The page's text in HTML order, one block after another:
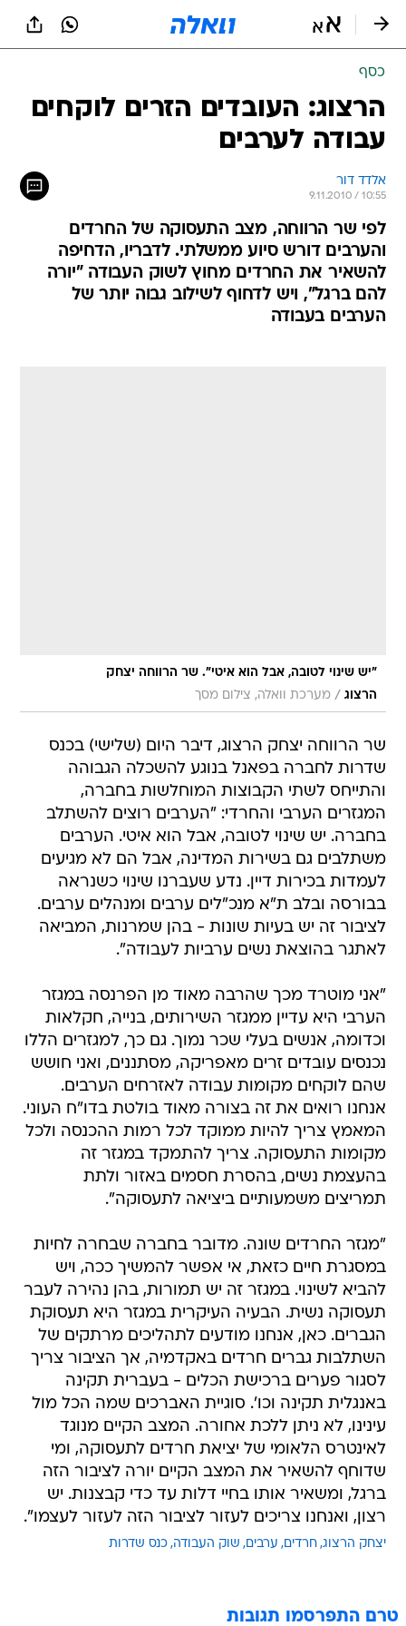
כסף
הרצוג: העובדים הזרים לוקחים
עבודה לערבים
אלדד דור
9.11.2010 / 10:55
לפי שר הרווחה, מצב התעסוקה של החרדים
והערבים דורש סיוע ממשלתי. לדבריו, הדחיפה
להשאיר את החרדים מחוץ לשוק העבודה "יורה
להם ברגל", ויש לדחוף לשילוב גבוה יותר של
הערבים בעבודה
"יש שינוי לטובה, אבל הוא איטי". שר הרווחה יצחק
הרצוג / מערכת וואלה, צילום מסך
שר הרווחה יצחק הרצוג, דיבר היום (שלישי) בכנס
שדרות לחברה בפאנל בנוגע להשכלה הגבוהה
והתייחס לשתי הקבוצות המוחלשות בחברה,
המגזרים הערבי והחרדי: "הערבים רוצים להשתלב
בחברה. יש שינוי לטובה, אבל הוא איטי. הערבים
משתלבים גם בשירות המדינה, אבל הם לא מגיעים
לעמדות בכירות דיין. נדע שעברנו שינוי כשנראה
בבורסה ובלב ת"א מנכ"לים ערבים ומנהלים ערבים.
לציבור זה יש בעיות שונות - בהן שמרנות, המביאה
לאתגר בהוצאת נשים ערביות לעבודה".
"אני מוטרד מכך שהרבה מאוד מן הפרנסה במגזר
הערבי היא עדיין ממגזר השירותים, בנייה, חקלאות
וכדומה, אנשים בעלי שכר נמוך. גם כך, למגזרים הללו
נכנסים עובדים זרים מאפריקה, מסתננים, ואני חושש
שהם לוקחים מקומות עבודה לאזרחים הערבים.
אנחנו רואים את זה בצורה מאוד בולטת בדו"ח העוני.
המאמץ צריך להיות ממוקד לכל רמות ההכנסה ולכל
מקומות התעסוקה. צריך להתמקד במגזר זה
בהעצמת נשים, בהסרת חסמים באזור ולתת
תמריצים משמעותיים ביציאה לתעסוקה".
"מגזר החרדים שונה. מדובר בחברה שבחרה לחיות
במסגרת חיים כזאת, אי אפשר להמשיך ככה, ויש
להביא לשינוי. במגזר זה יש תמורות, בהן נהירה לעבר
תעסוקה נשית. הבעיה העיקרית במגזר היא תעסוקת
הגברים. כאן, אנחנו מודעים לתהליכים מרתקים של
השתלבות גברים חרדים באקדמיה, אך הציבור צריך
לסגור פערים ברכישת הכלים - בעברית תקינה
באנגלית תקינה וכו'. סוגיית האברכים שמה הכל מול
עינינו, לא ניתן ללכת אחורה. המצב הקיים מנוגד
לאינטרס הלאומי של יציאת חרדים לתעסוקה, ומי
שדוחף להשאיר את המצב הקיים יורה לציבור הזה
ברגל, ומשאיר אותו בחיי דלות עד כדי קבצנות. יש
רצון, ואנחנו צריכים לעזור לציבור הזה לעזור לעצמו".
יצחק הרצוג חרדים ערבים שוק העבודה כנס שדרות
טרם התפרסמו תגובות